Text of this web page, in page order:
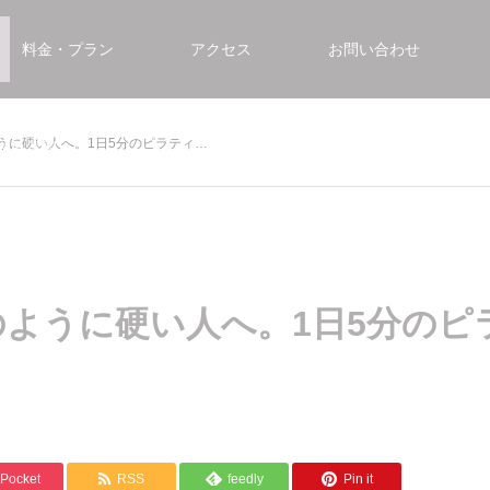
料金・プラン アクセス お問い合わせ
る質問
に硬い人へ。1日5分のピラティ…
うに硬い人へ。1日5分のピ
Pocket RSS feedly Pin it